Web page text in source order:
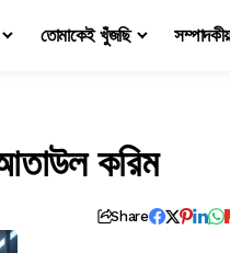
তোমাকেই খুঁজছি
করিম
Share